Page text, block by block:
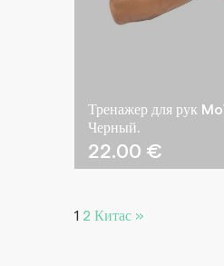
Тренажер для рук
Черный.
22.00 €
1 2 Китас »